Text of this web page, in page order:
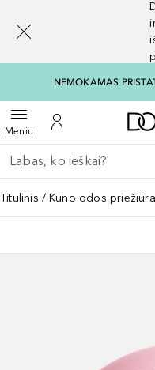
NEMOKAMAS
MeniuAtidaryti meniuĮ mano paskyrą
Grįžk atgal
Vykdykite paiešką
Titulinis Kūno odos priežiūra